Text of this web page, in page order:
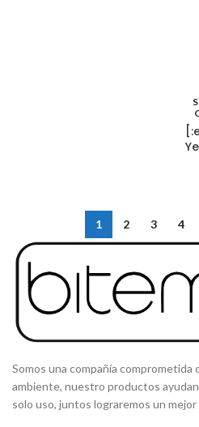
1 2 3 4
Somos una compañía comprometida
ambiente, nuestro productos
solo uso, juntos lograremos un mejor